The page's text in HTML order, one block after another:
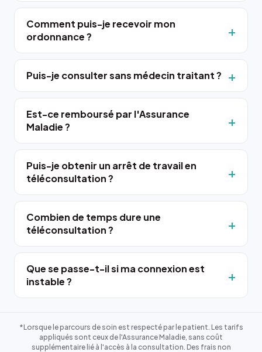
Comment puis-je recevoir mon
ordonnance ?
Puis-je consulter sans médecin traitant ?
Est-ce remboursé par l'Assurance
Maladie ?
Puis-je obtenir un arrêt de travail en
téléconsultation ?
Combien de temps dure une
téléconsultation ?
Que se passe-t-il si ma connexion est
instable ?
*Lorsque le parcours de soin est respecté par le patient. Les tarifs
appliqués sont ceux de l'Assurance Maladie, sans coût
supplémentaire lié à l'accès à la consultation. Des frais non